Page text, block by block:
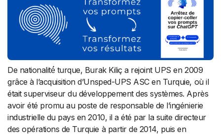
De nationalité́ turque, Burak Kiliç a rejoint UPS en 2009
grâce à l’acquisition d’Unsped-UPS ASC en Turquie, où il
était superviseur du développement des systèmes. Après
avoir été promu au poste de responsable de l’ingénierie
industrielle du pays en 2010, il a été par la suite directeur
des opérations de Turquie à partir de 2014, puis en